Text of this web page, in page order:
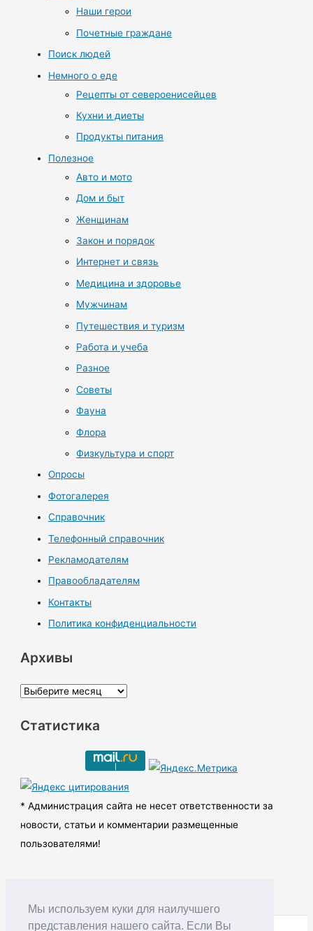
Мы используем куки для наилучшего
представления нашего сайта. Если Вы
Наши герои
Почетные граждане
Поиск людей
Немного о еде
Рецепты от североенисейцев
Кухни и диеты
Продукты питания
Полезное
Авто и мото
Дом и быт
Женщинам
Закон и порядок
Интернет и связь
Медицина и здоровье
Мужчинам
Путешествия и туризм
Работа и учеба
Разное
Советы
Фауна
Флора
Физкультура и спорт
Опросы
Фотогалерея
Справочник
Телефонный справочник
Рекламодателям
Правообладателям
Контакты
Политика конфиденциальности
Архивы
А
х
ы
Статистика
* Администрация сайта не несет ответственности за
новости, статьи и комментарии размещенные
пользователями!